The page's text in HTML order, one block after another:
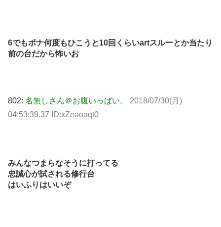
6でもボナ何度もひこうと10回くらいartスルーとか当たり
前の台だから怖いお
802: 名無しさん＠お腹いっぱい。
2018/07/30(月)
04:53:39.37 ID:xZeaoaqt0
みんなつまらなそうに打ってる
忠誠心が試される修行台
はいふりはいいぞ